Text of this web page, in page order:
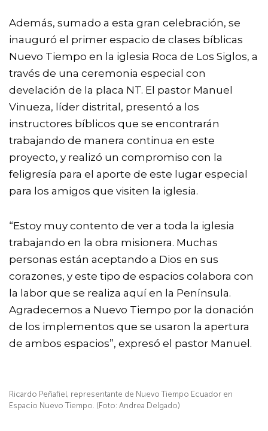
Además, sumado a esta gran celebración, se
inauguró el primer espacio de clases bíblicas
Nuevo Tiempo en la iglesia Roca de Los Siglos, a
través de una ceremonia especial con
develación de la placa NT. El pastor Manuel
Vinueza, líder distrital, presentó a los
instructores bíblicos que se encontrarán
trabajando de manera continua en este
proyecto, y realizó un compromiso con la
feligresía para el aporte de este lugar especial
para los amigos que visiten la iglesia.
“Estoy muy contento de ver a toda la iglesia
trabajando en la obra misionera. Muchas
personas están aceptando a Dios en sus
corazones, y este tipo de espacios colabora con
la labor que se realiza aquí en la Península.
Agradecemos a Nuevo Tiempo por la donación
de los implementos que se usaron la apertura
de ambos espacios”, expresó el pastor Manuel.
Ricardo Peñafiel, representante de Nuevo Tiempo Ecuador en
Espacio Nuevo Tiempo. (Foto: Andrea Delgado)